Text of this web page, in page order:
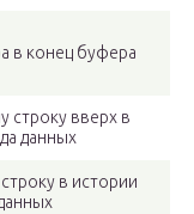
в конец буфера
строку вверх в
данных
в истории